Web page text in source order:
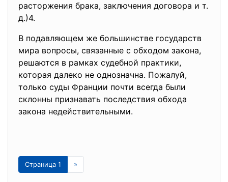
расторжения брака, заключения договора и т.
д.)4.
В подавляющем же большинстве государств
мира вопросы, связанные с обходом закона,
решаются в рамках судебной практики,
которая далеко не однозначна. Пожалуй,
только суды Франции почти всегда были
склонны признавать последствия обхода
закона недействительными.
Страница 1 »